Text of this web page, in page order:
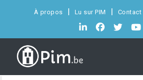
À propos Lu sur PIM Contact